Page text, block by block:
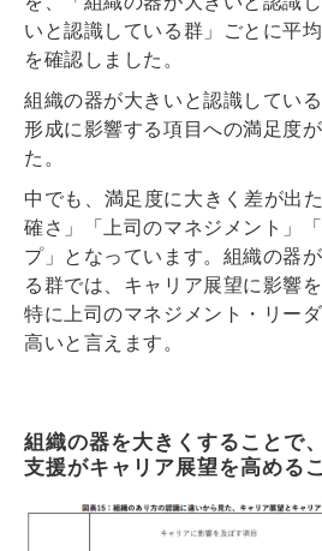
いと認識している群」ごとに平
を確認しました。
組織の器が大きいと認識してい
形成に影響する項目への満足度
た。
中でも、満足度に大きく差が出た
確さ」「上司のマネジメント」
プ」 となっています。組織の器
る群では、キャリア展望に影響
特に上司のマネジメント・リー
高いと言えます。
組織の器を大きくすることで
支援がキャリア展望を高める